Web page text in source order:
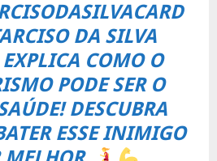
DA SILVA
COMO O
PODE SER O
DESCUBRA
ESSE INIMIGO